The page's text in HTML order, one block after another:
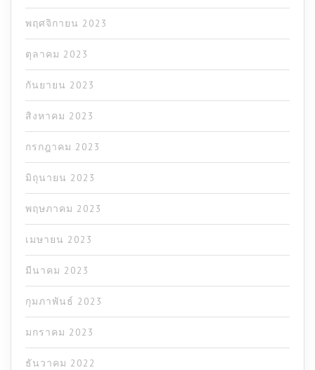
พฤศจิกายน 2023
ตุลาคม 2023
กันยายน 2023
สิงหาคม 2023
กรกฎาคม 2023
มิถุนายน 2023
พฤษภาคม 2023
เมษายน 2023
มีนาคม 2023
กุมภาพันธ์ 2023
มกราคม 2023
ธันวาคม 2022